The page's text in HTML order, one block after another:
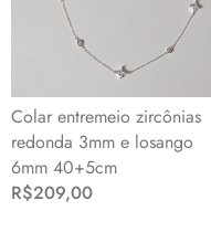
Colar entremeio zircônias
redonda 3mm e losango
6mm 40+5cm
R$209,00